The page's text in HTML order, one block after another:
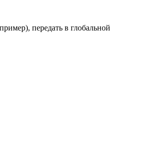
передать в глобальной